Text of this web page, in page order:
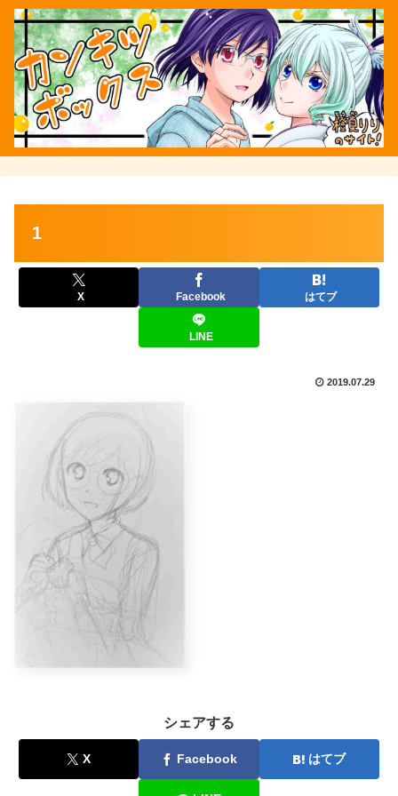
1
X Facebook はてブ
LINE
2019.07.29
シェアする
X Facebook はてブ